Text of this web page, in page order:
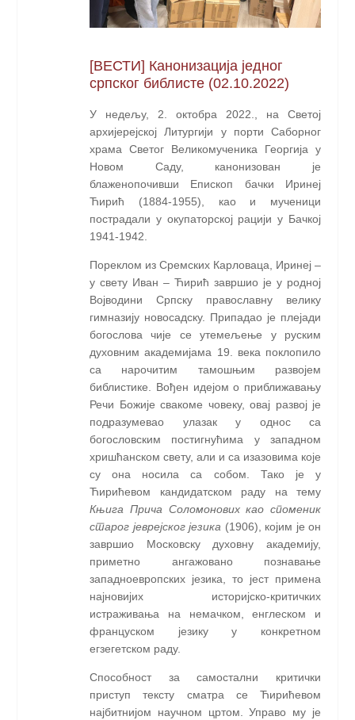
[ВЕСТИ] Канонизација једног
српског библисте (02.10.2022)
У недељу, 2. октобра 2022., на Светој
архијерејској Литургији у порти Саборног
храма Светог Великомученика Георгија у
Новом Саду, канонизован је
блаженопочивши Епископ бачки Иринеј
Ћирић (1884-1955), као и мученици
пострадали у окупаторској рацији у Бачкој
1941-1942.
Пореклом из Сремских Карловаца, Иринеј –
у свету Иван – Ћирић завршио је у родној
Војводини Српску православну велику
гимназију новосадску. Припадао је плејади
богослова чије се утемељење у руским
духовним академијама 19. века поклопило
са нарочитим тамошњим развојем
библистике. Вођен идејом о приближавању
Речи Божије свакоме човеку, овај развој је
подразумевао улазак у однос са
богословским постигнућима у западном
хришћанском свету, али и са изазовима које
су она носила са собом. Тако је у
Ћирићевом кандидатском раду на тему
Књига Прича Соломонових као споменик
старог јеврејског језика (1906), којим је он
завршио Московску духовну академију,
приметно ангажовано познавање
западноевропских језика, то јест примена
најновијих историјско-критичких
истраживања на немачком, енглеском и
француском језику у конкретном
егзегетском раду.
Способност за самостални критички
приступ тексту сматра се Ћирићевом
најбитнијом научном цртом. Управо му је